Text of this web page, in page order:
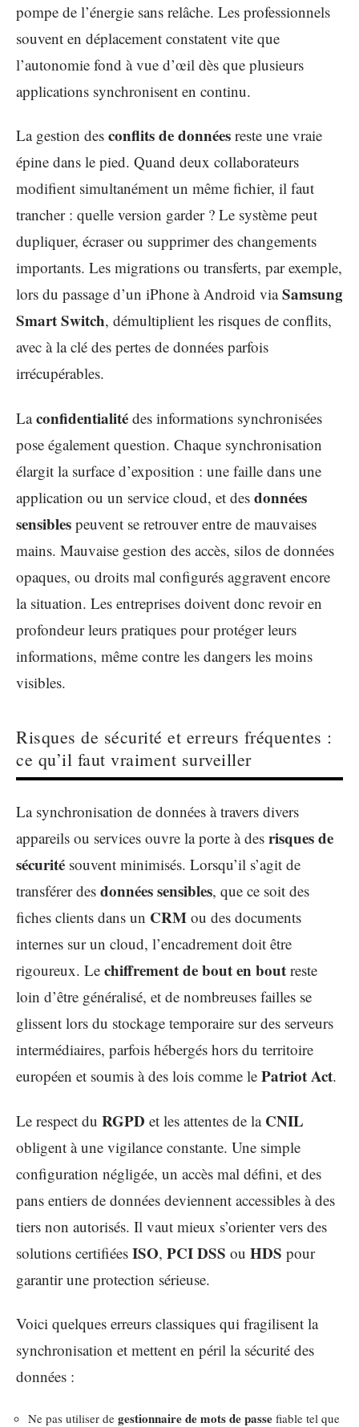
pompe de l’énergie sans relâche. Les professionnels
souvent en déplacement constatent vite que
l’autonomie fond à vue d’œil dès que plusieurs
applications synchronisent en continu.
La gestion des conflits de données reste une vraie
épine dans le pied. Quand deux collaborateurs
modifient simultanément un même fichier, il faut
trancher : quelle version garder ? Le système peut
dupliquer, écraser ou supprimer des changements
importants. Les migrations ou transferts, par exemple,
lors du passage d’un iPhone à Android viaSamsung
Smart Switch, démultiplient les risques de conflits,
avec à la clé des pertes de données parfois
irrécupérables.
Laconfidentialité des informations synchronisées
pose également question. Chaque synchronisation
élargit la surface d’exposition : une faille dans une
application ou un service cloud, et des données
sensibles peuvent se retrouver entre de mauvaises
mains. Mauvaise gestion des accès, silos de données
opaques, ou droits mal configurés aggravent encore
la situation. Les entreprises doivent donc revoir en
profondeur leurs pratiques pour protéger leurs
informations, même contre les dangers les moins
visibles.
Risques de sécurité et erreurs fréquentes :
ce qu’il faut vraiment surveiller
La synchronisation de données à travers divers
appareils ou services ouvre la porte à des risques de
sécurité souvent minimisés. Lorsqu’il s’agit de
transférer des données sensibles, que ce soit des
fiches clients dans un CRM ou des documents
internes sur un cloud, l’encadrement doit être
rigoureux. Le chiffrement de bout en bout reste
loin d’être généralisé, et de nombreuses failles se
glissent lors du stockage temporaire sur des serveurs
intermédiaires, parfois hébergés hors du territoire
européen et soumis à des lois comme le Patriot Act.
Le respect du RGPD et les attentes de la CNIL
obligent à une vigilance constante. Une simple
configuration négligée, un accès mal défini, et des
pans entiers de données deviennent accessibles à des
tiers non autorisés. Il vaut mieux s’orienter vers des
solutions certifiées ISO, PCI DSS ou HDS pour
garantir une protection sérieuse.
Voici quelques erreurs classiques qui fragilisent la
synchronisation et mettent en péril la sécurité des
données :
Ne pas utiliser de gestionnaire de mots de passe fiable tel que